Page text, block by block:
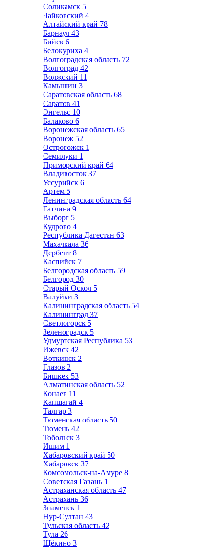
Соликамск 5
Чайковский 4
Алтайский край 78
Барнаул 43
Бийск 6
Белокуриха 4
Волгоградская область 72
Волгоград 42
Волжский 11
Камышин 3
Саратовская область 68
Саратов 41
Энгельс 10
Балаково 6
Воронежская область 65
Воронеж 52
Острогожск 1
Семилуки 1
Приморский край 64
Владивосток 37
Уссурийск 6
Артем 5
Ленинградская область 64
Гатчина 9
Выборг 5
Кудрово 4
Республика Дагестан 63
Махачкала 36
Дербент 8
Каспийск 7
Белгородская область 59
Белгород 30
Старый Оскол 5
Валуйки 3
Калининградская область 54
Калининград 37
Светлогорск 5
Зеленоградск 5
Удмуртская Республика 53
Ижевск 42
Воткинск 2
Глазов 2
Бишкек 53
Алматинская область 52
Конаев 11
Капшагай 4
Талгар 3
Тюменская область 50
Тюмень 42
Тобольск 3
Ишим 1
Хабаровский край 50
Хабаровск 37
Комсомольск-на-Амуре 8
Советская Гавань 1
Астраханская область 47
Астрахань 36
Знаменск 1
Нур-Султан 43
Тульская область 42
Тула 26
Щёкино 3